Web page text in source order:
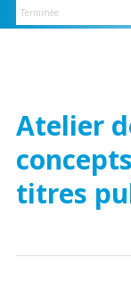
Terminée
Atelier
titres